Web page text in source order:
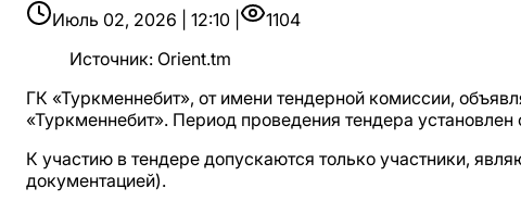
Июль 02, 2026 | 12:10 |
1104
Источник: Orient.tm
ГК «Туркменнебит», от имени тендерной комиссии,
«Туркменнебит». Период проведения тендера установлен
К участию в тендере допускаются только участники,
документацией).